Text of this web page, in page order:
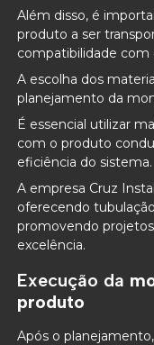
Além disso, é
produto a ser
compatibilidade com
A escolha dos
planejamento da
É essencial utilizar
com o produto
eficiência do sistema.
A empresa Cruz
oferecendo
promovendo
excelência.
Execução da
produto
Após o